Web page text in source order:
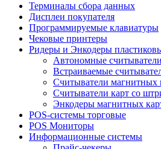
Терминалы сбора данных
Дисплеи покупателя
Программируемые клавиатуры
Чековые принтеры
Ридеры и Энкодеры
Автономные
Встраиваемые
Считыватели магнитных
Считыватели карт со
Энкодеры магнитных
POS-системы торговые
POS Мониторы
Информационные системы